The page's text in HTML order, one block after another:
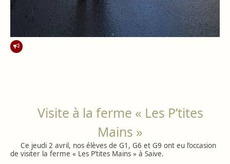
Visite à la ferme « Les P’tites
Mains »
Ce jeudi 2 avril, nos élèves de G1, G6 et G9 ont eu l’occasion
de visiter la ferme « Les P’tites Mains » à Saive.